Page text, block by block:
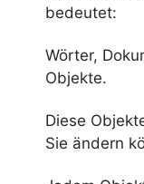
bedeutet:
Wörter,
Objekte.
Diese
Sie ändern